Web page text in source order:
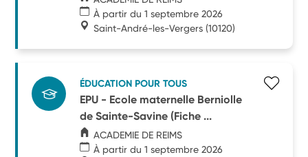
À partir du 1 septembre 2026
Saint-André-les-Vergers (10120)
ÉDUCATION POUR TOUS
EPU - Ecole maternelle Berniolle
de Sainte-Savine (Fiche ...
ACADEMIE DE REIMS
À partir du 1 septembre 2026